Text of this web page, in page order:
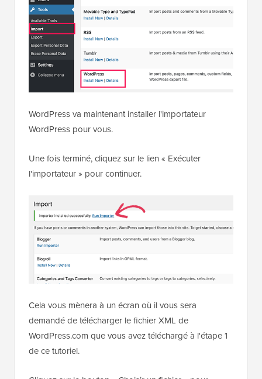
WordPress va maintenant installer l'importateur
WordPress pour vous.
Une fois terminé, cliquez sur le lien « Exécuter
l'importateur » pour continuer.
Cela vous mènera à un écran où il vous sera
demandé de télécharger le fichier XML de
WordPress.com que vous avez téléchargé à l'étape 1
de ce tutoriel.